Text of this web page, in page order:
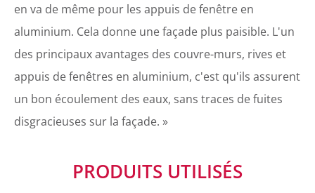
en va de même pour les appuis de fenêtre en
aluminium. Cela donne une façade plus paisible. L'un
des principaux avantages des couvre-murs, rives et
appuis de fenêtres en aluminium, c'est qu'ils assurent
un bon écoulement des eaux, sans traces de fuites
disgracieuses sur la façade. »
PRODUITS UTILISÉS